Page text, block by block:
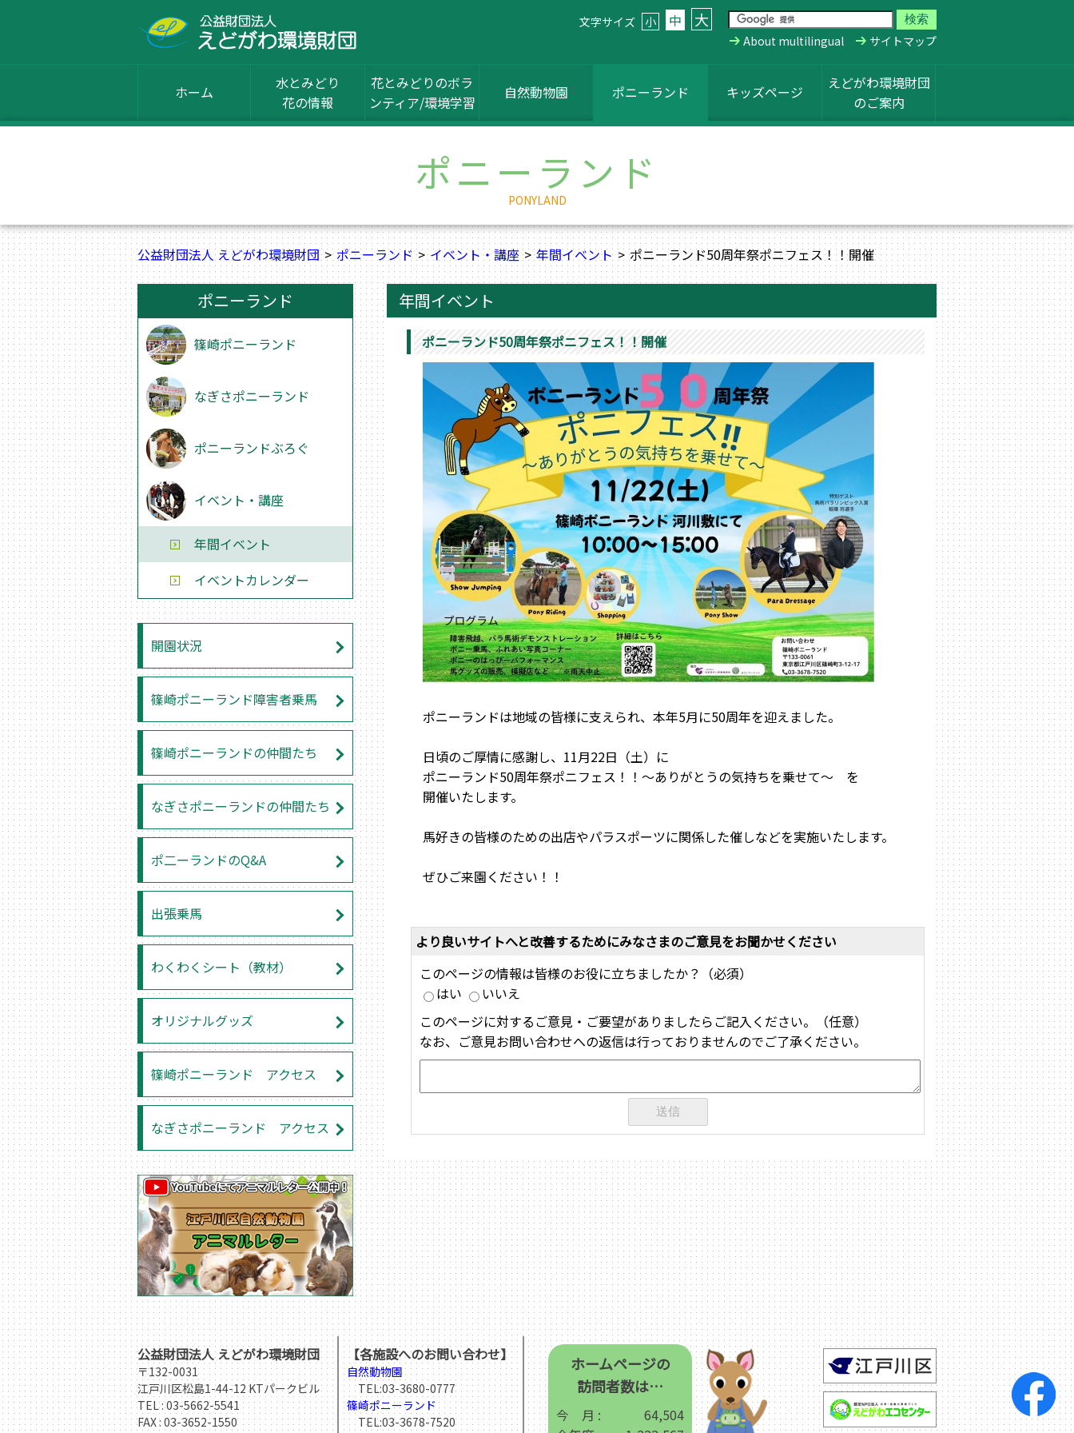
文字サイズ 小 中 大
About multilingual サイトマップ
ホーム
水とみどり
花の情報
花とみどりのボラ
ンティア/環境学習
自然動物園 ポニーランド キッズページ
えどがわ環境財団
のご案内
ポニーランド
PONYLAND
公益財団法人 えどがわ環境財団 ポニーランド イベント・講座 年間イベント ポニーランド50周年祭ポニフェス！！開催
年間イベント
ポニーランド50周年祭ポニフェス！！開催
ポニーランドは地域の皆様に支えられ、本年5月に50周年を迎えました。
日頃のご厚情に感謝し、11月22日（土）に
ポニーランド50周年祭ポニフェス！！～ありがとうの気持ちを乗せて～ を
開催いたします。
馬好きの皆様のための出店やパラスポーツに関係した催しなどを実施いたします。
ぜひご来園ください！！
より良いサイトへと改善するためにみなさまのご意見をお聞かせください
このページの情報は皆様のお役に立ちましたか？（必須）
はい
いいえ
このページに対するご意見・ご要望がありましたらご記入ください。（任意）
なお、ご意見お問い合わせへの返信は行っておりませんのでご了承ください。
ポニーランド
篠崎ポニーランド
なぎさポニーランド
ポニーランドぶろぐ
イベント・講座
年間イベント
イベントカレンダー
開園状況
篠崎ポニーランド障害者乗馬
篠崎ポニーランドの仲間たち
なぎさポニーランドの仲間たち
ポ二ーランドのQ&A
出張乗馬
わくわくシート（教材）
オリジナルグッズ
篠崎ポニーランド アクセス
なぎさポニーランド アクセス
公益財団法人 えどがわ環境財団
〒132-0031
江戸川区松島1-44-12 KTパークビル
TEL :03-5662-5541
FAX : 03-3652-1550
【各施設へのお問い合わせ】
自然動物園
TEL:03-3680-0777
篠崎ポニーランド
TEL:03-3678-7520
ホームページの
訪問者数は…
今 月 :
64,504